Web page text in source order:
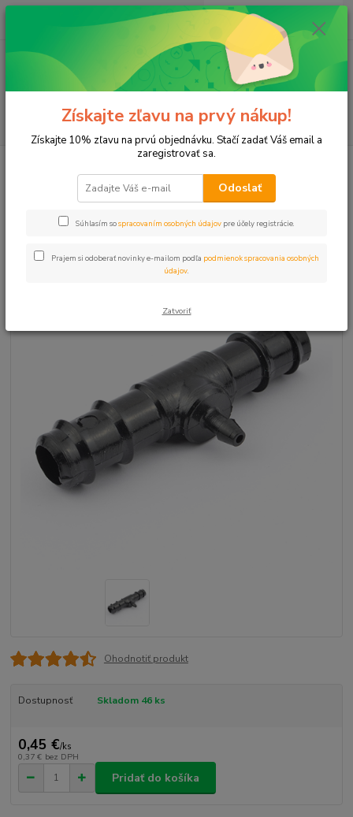
Menu
(Po-Pia, 8-17 hod.)
ks
za0 €
T-kus 16x4mmx16 na mikro hadičku
T-kus 16x4mmx16 na mikro
hadičku
Ohodnotiť produkt
Dostupnosť Skladom 46 ks
0,45 €/ks
0,37 € bez DPH
Pridať do košíka
Získajte zľavu na prvý nákup!
Získajte 10% zľavu na prvú objednávku. Stačí zadať Váš email a
zaregistrovať sa.
Odoslať
Súhlasím sospracovaním osobných údajov pre účely registrácie.
Prajem si odoberať novinky e-mailom podľa podmienok spracovania osobných
údajov
Zatvoriť